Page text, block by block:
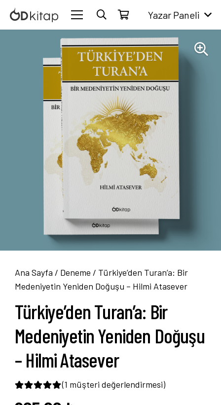
Yazar Paneli
Ana Sayfa / Deneme / Türkiye’den Turan’a: Bir
Medeniyetin Yeniden Doğuşu – Hilmi Atasever
Türkiye’den Turan’a: Bir
Medeniyetin Yeniden Doğuşu
– Hilmi Atasever
(1 müşteri değerlendirmesi)